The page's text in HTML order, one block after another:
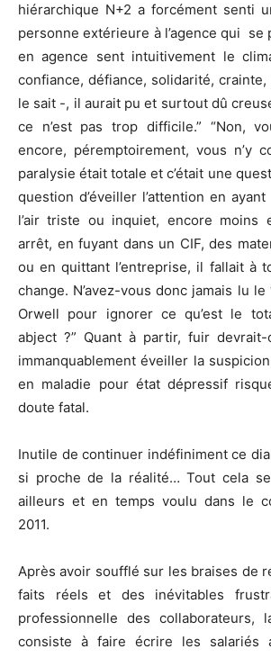
hiérarchique N+2 a forcément senti
personne extérieure à l’agence qui se
en agence sent intuitivement le
confiance, défiance, solidarité,
le sait -, il aurait pu et surtout dû
ce n’est pas trop difficile.” “Non,
encore, péremptoirement, vous n’y
paralysie était totale et c’était une
question d’éveiller l’attention en
l’air triste ou inquiet, encore moins
arrêt, en fuyant dans un CIF, des
ou en quittant l’entreprise, il fallait à
change. N’avez-vous donc jamais lu le
Orwell pour ignorer ce qu’est le
abject ?” Quant à partir, fuir
immanquablement éveiller la
en maladie pour état dépressif
doute fatal.
Inutile de continuer indéfiniment ce
si proche de la réalité… Tout cela
ailleurs et en temps voulu dans le
2011.
Après avoir soufflé sur les braises de
faits réels et des inévitables
professionnelle des collaborateurs,
consiste à faire écrire les salariés